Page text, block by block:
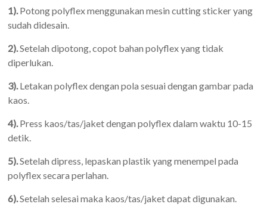
1). Potong polyflex menggunakan mesin cutting sticker yang
sudah didesain.
2).Setelah dipotong, copot bahan polyflex yang tidak
diperlukan.
3). Letakan polyflex dengan pola sesuai dengan gambar pada
kaos.
4). Press kaos/tas/jaket dengan polyflex dalam waktu 10-15
detik.
5).Setelah dipress, lepaskan plastik yang menempel pada
polyflex secara perlahan.
6).Setelah selesai maka kaos/tas/jaket dapat digunakan.